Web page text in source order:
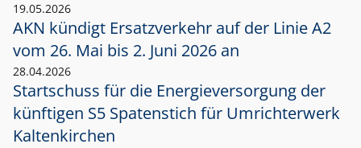
19.05.2026
AKN kündigt Ersatzverkehr auf der Linie A2
vom 26. Mai bis 2. Juni 2026 an
28.04.2026
Startschuss für die Energieversorgung der
künftigen S5 Spatenstich für Umrichterwerk
Kaltenkirchen